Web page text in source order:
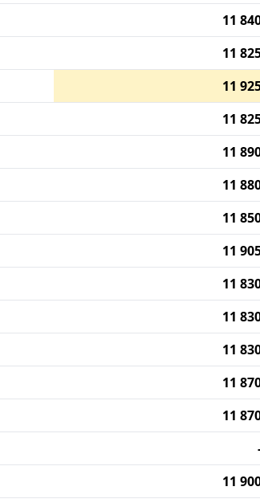
11
11
11
11
11
11
11
11
11
11
11
11
11
11